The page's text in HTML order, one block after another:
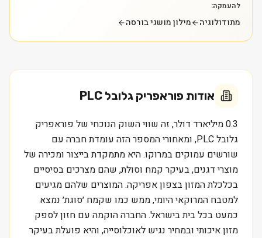
להעמקה:
מתודולוגיה מילון מושגי בורסה
אודות פוראפריק גלובל PLC
0.3 מיליארד דולר, זה שווי השוק הנוכחי של פוראפריק
גלובל PLC, ומאחורי המספר הזה עומדת חברה עם
שורשים עמוקים במרוקו. היא מתמקדת בייצור ומכירה של
מוצרי דגנים, בעיקר קמח וסולת, שהם מצרכים בסיסיים
בכלכלת המזון בצפון אפריקה. המוצרים שלהם מגיעים
למטבח המרוקאי היומי, ממש כמו שקמח ׳סוגת׳ נמצא
כמעט בכל בית בישראל. החברה הוקמה עם חזון לספק
מזון איכותי ובמחיר נגיש לאוכלוסייה, והיא פועלת בעיקר